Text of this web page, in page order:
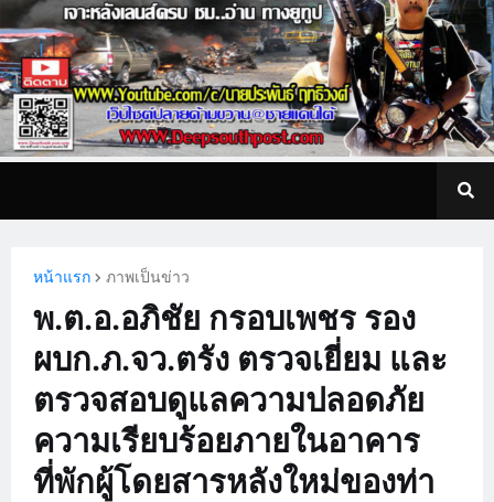
หน้าแรก ภาพเป็นข่าว
พ.ต.อ.อภิชัย กรอบเพชร รอง
ผบก.ภ.จว.ตรัง ตรวจเยี่ยม และ
ตรวจสอบดูแลความปลอดภัย
ความเรียบร้อยภายในอาคาร
ที่พักผู้โดยสารหลังใหม่ของท่า